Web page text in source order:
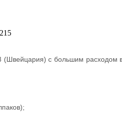
с большим расходом